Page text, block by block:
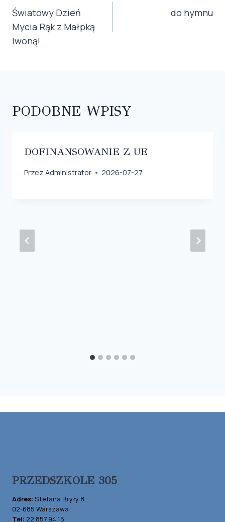
WPISU
Światowy Dzień
Mycia Rąk z Małpką
Iwoną!
do hymnu
PODOBNE WPISY
DOFINANSOWANIE Z UE
Przez Administrator 2026-07-27
PRZEDSZKOLE 305
Adres: Stefana Bryły 8,
02-685 Warszawa
Tel: 22 857 94 15